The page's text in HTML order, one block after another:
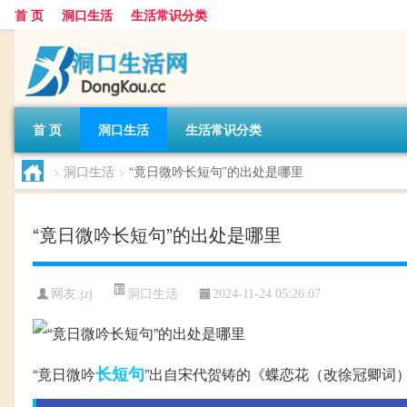
首 页 洞口生活 生活常识分类
首 页 洞口生活 生活常识分类
> 洞口生活 > “竟日微吟长短句”的出处是哪里
“竟日微吟长短句”的出处是哪里
网友:jzj 洞口生活 2024-11-24 05:26:07
“竟日微吟长短句”出自宋代贺铸的《蝶恋花（改徐冠卿词